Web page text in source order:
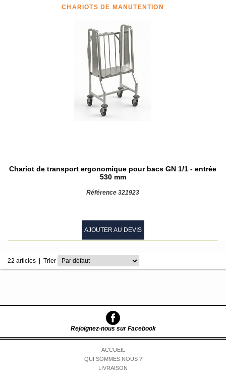
CHARIOTS DE MANUTENTION
Chariot de transport ergonomique pour bacs GN 1/1 - entrée
530 mm
Référence 321923
AJOUTER AU DEVIS
22 articles Trier
Rejoignez-nous sur Facebook
ACCUEIL
QUI SOMMES NOUS ?
LIVRAISON